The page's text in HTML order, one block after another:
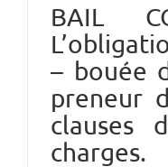
BAIL
– bouée
preneur
clauses
charges.